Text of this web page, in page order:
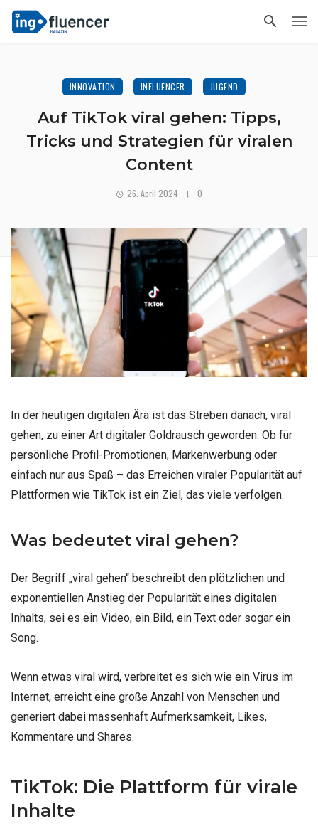
INNOVATION INFLUENCER JUGEND
Auf TikTok viral gehen: Tipps,
Tricks und Strategien für viralen
Content
26. April 2024 0
In der heutigen digitalen Ära ist das Streben danach, viral
gehen, zu einer Art digitaler Goldrausch geworden. Ob für
persönliche Profil-Promotionen, Markenwerbung oder
einfach nur aus Spaß – das Erreichen viraler Popularität auf
Plattformen wie TikTok ist ein Ziel, das viele verfolgen.
Was bedeutet viral gehen?
Der Begriff „viral gehen“ beschreibt den plötzlichen und
exponentiellen Anstieg der Popularität eines digitalen
Inhalts, sei es ein Video, ein Bild, ein Text oder sogar ein
Song.
Wenn etwas viral wird, verbreitet es sich wie ein Virus im
Internet, erreicht eine große Anzahl von Menschen und
generiert dabei massenhaft Aufmerksamkeit, Likes,
Kommentare und Shares.
TikTok: Die Plattform für virale
Inhalte